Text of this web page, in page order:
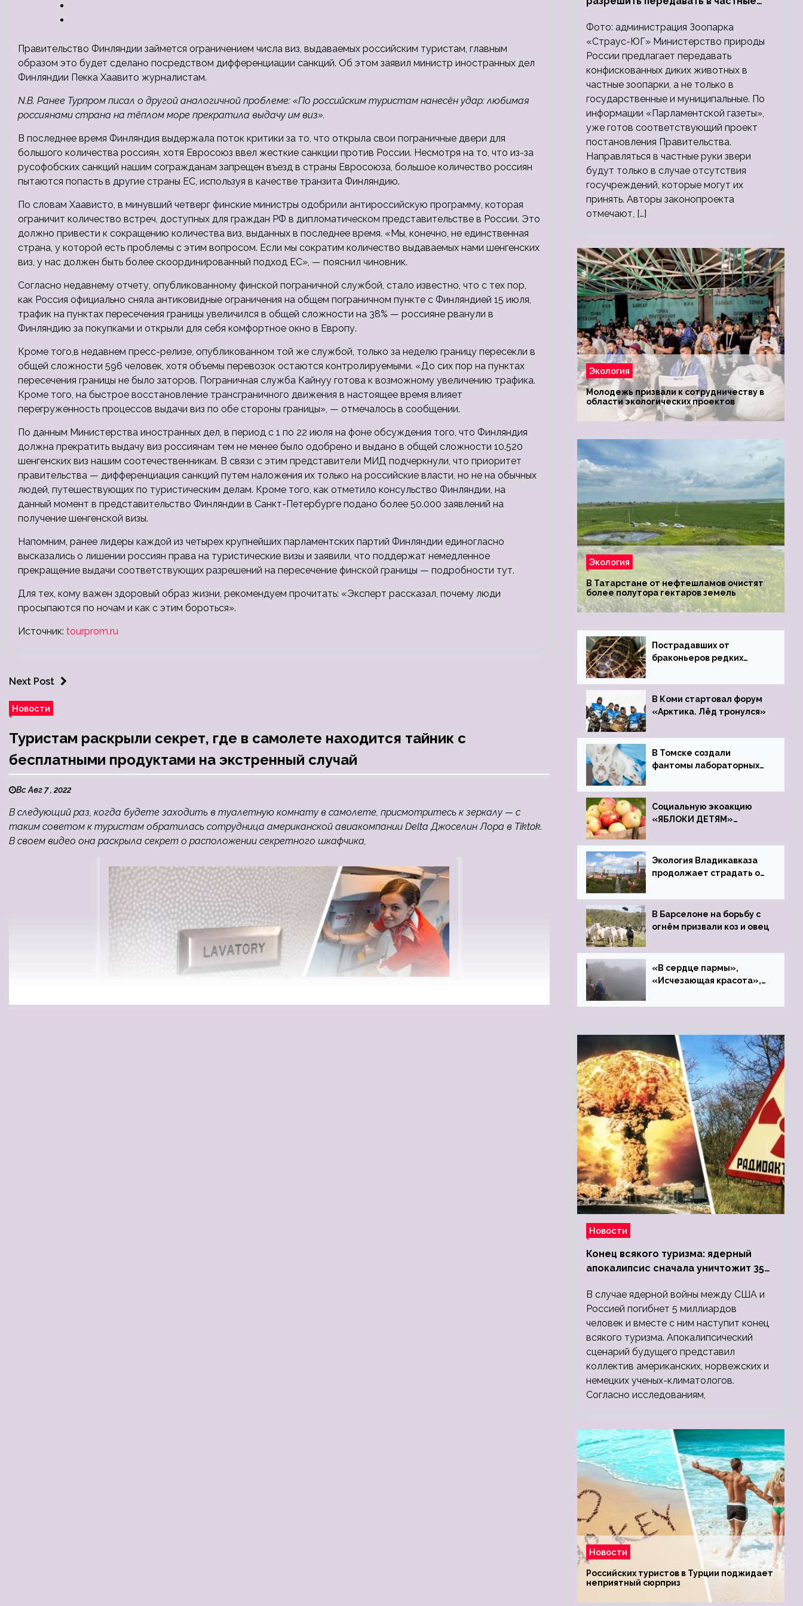
Правительство Финляндии займется ограничением числа виз, выдаваемых российским туристам, главным
образом это будет сделано посредством дифференциации санкций. Об этом заявил министр иностранных дел
Финляндии Пекка Хаавито журналистам.
N.B. Ранее Турпром писал о другой аналогичной проблеме: «По российским туристам нанесён удар: любимая
россиянами страна на тёплом море прекратила выдачу им виз».
В последнее время Финляндия выдержала поток критики за то, что открыла свои пограничные двери для
большого количества россиян, хотя Евросоюз ввел жесткие санкции против России. Несмотря на то, что из-за
русофобских санкций нашим согражданам запрещен въезд в страны Евросоюза, большое количество россиян
пытаются попасть в другие страны ЕС, используя в качестве транзита Финляндию.
По словам Хаависто, в минувший четверг финские министры одобрили антироссийскую программу, которая
ограничит количество встреч, доступных для граждан РФ в дипломатическом представительстве в России. Это
должно привести к сокращению количества виз, выданных в последнее время. «Мы, конечно, не единственная
страна, у которой есть проблемы с этим вопросом. Если мы сократим количество выдаваемых нами шенгенских
виз, у нас должен быть более скоординированный подход ЕС», — пояснил чиновник.
Согласно недавнему отчету, опубликованному финской пограничной службой, стало известно, что с тех пор,
как Россия официально сняла антиковидные ограничения на общем пограничном пункте с Финляндией 15 июля,
трафик на пунктах пересечения границы увеличился в общей сложности на 38% — россияне рванули в
Финляндию за покупками и открыли для себя комфортное окно в Европу.
Кроме того,в недавнем пресс-релизе, опубликованном той же службой, только за неделю границу пересекли в
общей сложности 596 человек, хотя объемы перевозок остаются контролируемыми. «До сих пор на пунктах
пересечения границы не было заторов. Пограничная служба Кайнуу готова к возможному увеличению трафика.
Кроме того, на быстрое восстановление трансграничного движения в настоящее время влияет
перегруженность процессов выдачи виз по обе стороны границы», — отмечалось в сообщении.
По данным Министерства иностранных дел, в период с 1 по 22 июля на фоне обсуждения того, что Финляндия
должна прекратить выдачу виз россиянам тем не менее было одобрено и выдано в общей сложности 10.520
шенгенских виз нашим соотечественникам. В связи с этим представители МИД подчеркнули, что приоритет
правительства — дифференциация санкций путем наложения их только на российские власти, но не на обычных
людей, путешествующих по туристическим делам. Кроме того, как отметило консульство Финляндии, на
данный момент в представительство Финляндии в Санкт-Петербурге подано более 50.000 заявлений на
получение шенгенской визы.
Напомним, ранее лидеры каждой из четырех крупнейших парламентских партий Финляндии единогласно
высказались о лишении россиян права на туристические визы и заявили, что поддержат немедленное
прекращение выдачи соответствующих разрешений на пересечение финской границы — подробности тут.
Для тех, кому важен здоровый образ жизни, рекомендуем прочитать: «Эксперт рассказал, почему люди
просыпаются по ночам и как с этим бороться».
Источник: tourprom.ru
Next Post
Новости
Туристам раскрыли секрет, где в самолете находится тайник с
бесплатными продуктами на экстренный случай
Вс Авг 7 , 2022
В следующий раз, когда будете заходить в туалетную комнату в самолете, присмотритесь к зеркалу — с
таким советом к туристам обратилась сотрудница американской авиакомпании Delta Джоселин Лора в Tiktok.
В своем видео она раскрыла секрет о расположении секретного шкафчика,
Фото: администрация Зоопарка
«Страус-ЮГ» Министерство природы
России предлагает передавать
конфискованных диких животных в
частные зоопарки, а не только в
государственные и муниципальные. По
информации «Парламентской газеты»,
уже готов соответствующий проект
постановления Правительства.
Направляться в частные руки звери
будут только в случае отсутствия
госучреждений, которые могут их
принять. Авторы законопроекта
отмечают, […]
Экология
Молодежь призвали к сотрудничеству в
области экологических проектов
Экология
В Татарстане от нефтешламов очистят
более полутора гектаров земель
Пострадавших от
браконьеров редких
Ростовский зоопарк
В Коми стартовал форум
«Арктика. Лёд тронулся»
В Томске создали
фантомы лабораторных
Социальную экоакцию
«ЯБЛОКИ ДЕТЯМ»
Экология Владикавказа
продолжает страдать от
завода
В Барселоне на борьбу с
огнём призвали коз и овец
«В сердце пармы»,
«Исчезающая красота»,
Новости
Конец всякого туризма: ядерный
апокалипсис сначала уничтожит 350
людей
В случае ядерной войны между США и
Россией погибнет 5 миллиардов
человек и вместе с ним наступит конец
всякого туризма. Апокалипсический
сценарий будущего представил
коллектив американских, норвежских и
немецких ученых-климатологов.
Согласно исследованиям,
Новости
Российских туристов в Турции поджидает
неприятный сюрприз